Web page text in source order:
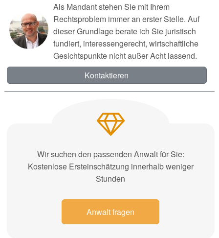
Als Mandant stehen Sie mit Ihrem
Rechtsproblem immer an erster Stelle. Auf
dieser Grundlage berate ich Sie juristisch
fundiert, interessengerecht, wirtschaftliche
Gesichtspunkte nicht außer Acht lassend.
Kontaktieren
Wir suchen den passenden Anwalt für Sie:
Kostenlose Ersteinschätzung innerhalb weniger
Stunden
Anwalt fragen